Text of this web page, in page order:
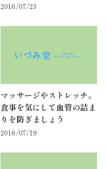
2016/07/23
マッサージやストレッチ。
食事を気にして血管の詰ま
りを防ぎましょう
2016/07/19